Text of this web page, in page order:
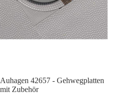
Auhagen 42657 - Gehwegplatten
mit Zubehör